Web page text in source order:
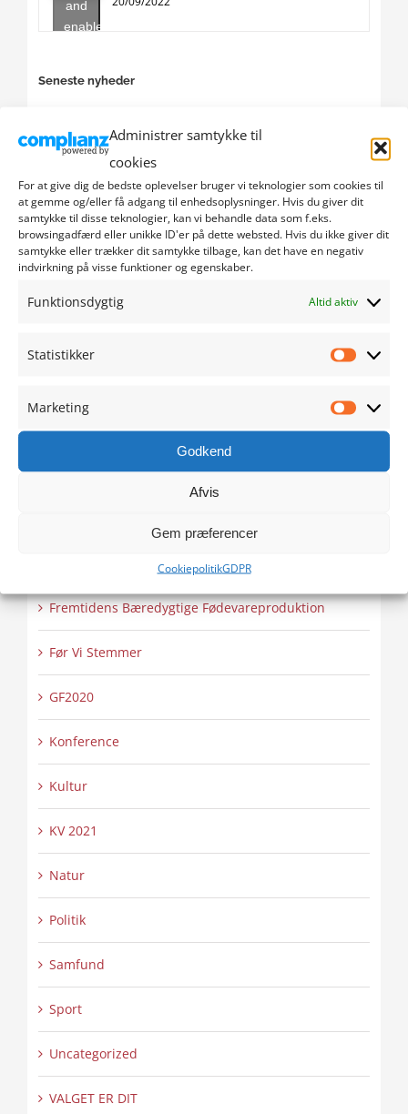
Administrer samtykke til
cookies
For at give dig de bedste oplevelser bruger vi teknologier som cookies til
at gemme og/eller få adgang til enhedsoplysninger. Hvis du giver dit
samtykke til disse teknologier, kan vi behandle data som f.eks.
browsingadfærd eller unikke ID'er på dette websted. Hvis du ikke giver dit
samtykke eller trækker dit samtykke tilbage, kan det have en negativ
indvirkning på visse funktioner og egenskaber.
Funktionsdygtig Altid aktiv
Statistikker
Marketing
Godkend
Afvis
Gem præferencer
CookiepolitikGDPR
and
enable
Seneste nyheder
Bag om Sporten – Skydning – Parasport
Sønderborg
Æ uchs ouer å synnejysk – Syssel å Føjel 5:16
Det Tyske Mindretal i Danmark
BDF
Bright Digital future
Europa & Grænselandet
Fremtidens Bæredygtige Fødevareproduktion
Før Vi Stemmer
GF2020
Konference
Kultur
KV 2021
Natur
Politik
Samfund
Sport
Uncategorized
VALGET ER DIT